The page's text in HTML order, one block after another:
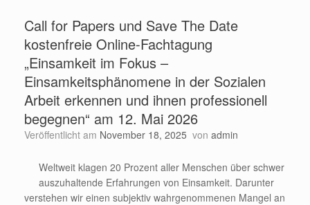
Call for Papers und Save The Date
kostenfreie Online-Fachtagung
„Einsamkeit im Fokus –
Einsamkeitsphänomene in der Sozialen
Arbeit erkennen und ihnen professionell
begegnen“ am 12. Mai 2026
Veröffentlicht am November 18, 2025 von admin
Weltweit klagen 20 Prozent aller Menschen über schwer
auszuhaltende Erfahrungen von Einsamkeit. Darunter
verstehen wir einen subjektiv wahrgenommenen Mangel an